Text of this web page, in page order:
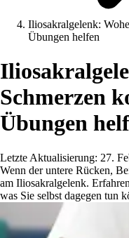
Iliosakralgelenk:
Übungen helfen
Schmerzen
Übungen
Letzte Aktualisierung: 27.
Wenn der untere Rücken,
am Iliosakralgelenk.
was Sie selbst dagegen tun